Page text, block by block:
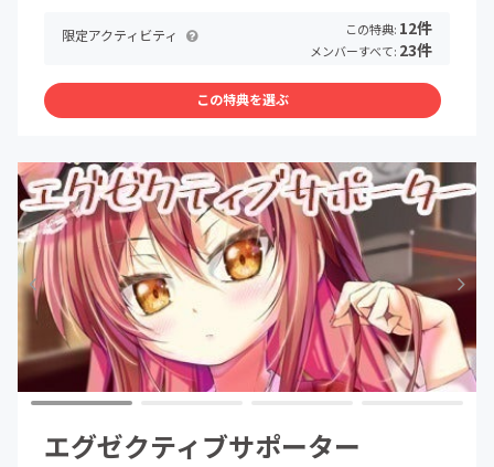
・14オンスタンブラー、サイズ：口径76mm×高さ
151mm容量410ml
☆電子書籍：『不愛想なカフェ店員に恋する話①②』
・ページ数：128・サイズ：A5・ファイル形式：PDF
☆電子書籍：『カフェちゃんとブレークタイムRefill①～
☆ドラマCDMP3セット：『カフェちゃん新ドラマ
CD①②』
限定アクティビティ この特典: 12件
メンバーすべて: 23件
この特典を選ぶ
エグゼクティブサポーター